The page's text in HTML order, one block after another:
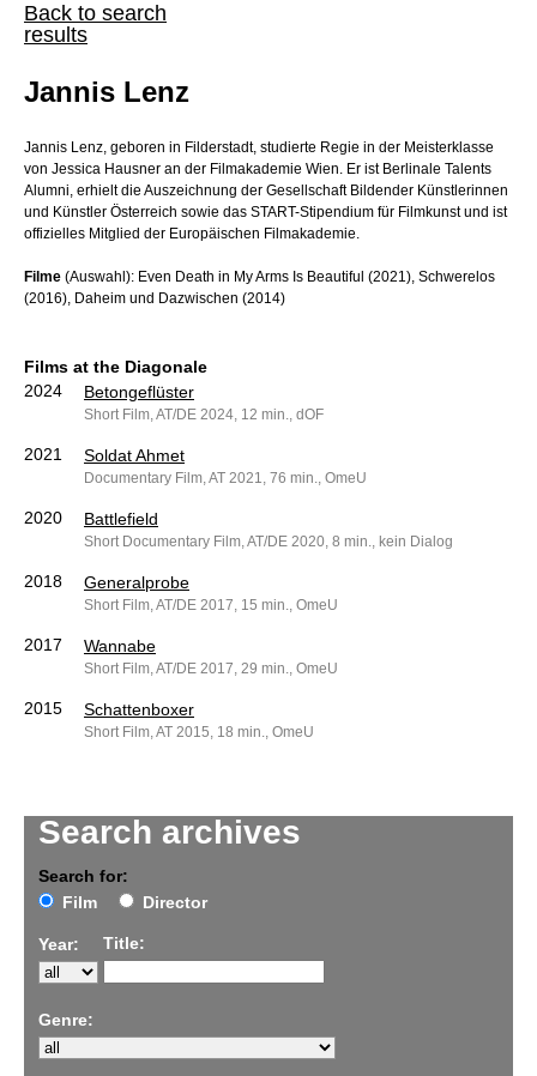
Back to search
results
Search archives
Search for:
Film
Director
Year: Title:
Genre:
Jannis Lenz
Jannis Lenz, geboren in Filderstadt, studierte Regie in der Meisterklasse
von Jessica Hausner an der Filmakademie Wien. Er ist Berlinale Talents
Alumni, erhielt die Auszeichnung der Gesellschaft Bildender Künstlerinnen
und Künstler Österreich sowie das START-Stipendium für Filmkunst und ist
offizielles Mitglied der Europäischen Filmakademie.
Filme (Auswahl): Even Death in My Arms Is Beautiful (2021), Schwerelos
(2016), Daheim und Dazwischen (2014)
Films at the Diagonale
2024
Betongeflüster
Short Film, AT/DE 2024, 12 min., dOF
2021 Soldat Ahmet
Documentary Film, AT 2021, 76 min., OmeU
2020 Battlefield
Short Documentary Film, AT/DE 2020, 8 min., kein Dialog
2018 Generalprobe
Short Film, AT/DE 2017, 15 min., OmeU
2017 Wannabe
Short Film, AT/DE 2017, 29 min., OmeU
2015 Schattenboxer
Short Film, AT 2015, 18 min., OmeU